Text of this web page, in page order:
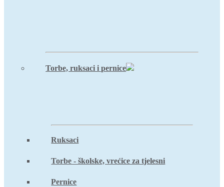
Torbe, ruksaci i pernice
Ruksaci
Torbe - školske, vrećice za tjelesni
Pernice